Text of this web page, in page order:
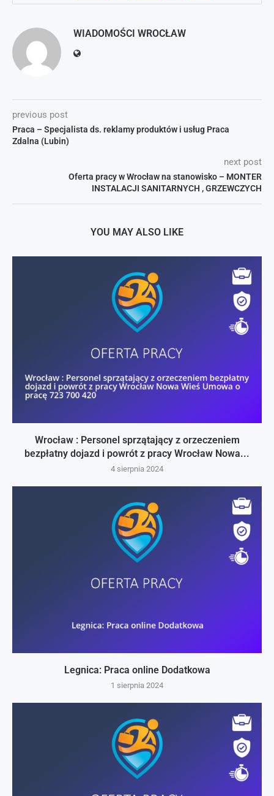
WIADOMOŚCI WROCŁAW
previous post
Praca – Specjalista ds. reklamy produktów i usług Praca
Zdalna (Lubin)
next post
Oferta pracy w Wrocław na stanowisko – MONTER
INSTALACJI SANITARNYCH , GRZEWCZYCH
YOU MAY ALSO LIKE
Wrocław : Personel sprzątający z orzeczeniem
bezpłatny dojazd i powrót z pracy Wrocław Nowa...
4 sierpnia 2024
Legnica: Praca online Dodatkowa
1 sierpnia 2024